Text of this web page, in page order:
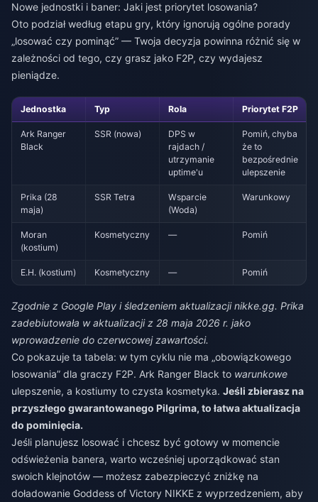
Nowe jednostki i baner: Jaki jest priorytet losowania?
Oto podział według etapu gry, który ignorują ogólne porady
„losować czy pominąć” — Twoja decyzja powinna różnić się w
zależności od tego, czy grasz jako F2P, czy wydajesz
pieniądze.
Jednostka Typ Rola Priorytet F2P
Ark Ranger
Black
SSR (nowa)
DPS w
rajdach /
utrzymanie
uptime'u
Pomiń, chyba
że to
bezpośrednie
ulepszenie
Prika (28
maja)
SSR Tetra
Wsparcie
(Woda)
Warunkowy
Moran
(kostium)
Kosmetyczny — Pomiń
E.H. (kostium) Kosmetyczny — Pomiń
Zgodnie z Google Play i śledzeniem aktualizacji nikke.gg. Prika
zadebiutowała w aktualizacji z 28 maja 2026 r. jako
wprowadzenie do czerwcowej zawartości.
Co pokazuje ta tabela: w tym cyklu nie ma „obowiązkowego
losowania” dla graczy F2P. Ark Ranger Black to warunkowe
ulepszenie, a kostiumy to czysta kosmetyka. Jeśli zbierasz na
przyszłego gwarantowanego Pilgrima, to łatwa aktualizacja
do pominięcia.
Jeśli planujesz losować i chcesz być gotowy w momencie
odświeżenia banera, warto wcześniej uporządkować stan
swoich klejnotów — możesz zabezpieczyć zniżkę na
doładowanie Goddess of Victory NIKKE z wyprzedzeniem, aby